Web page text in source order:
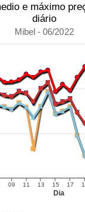
Dia
e máximo
diário
Mibel - 06/2022
09 11 13 15 17